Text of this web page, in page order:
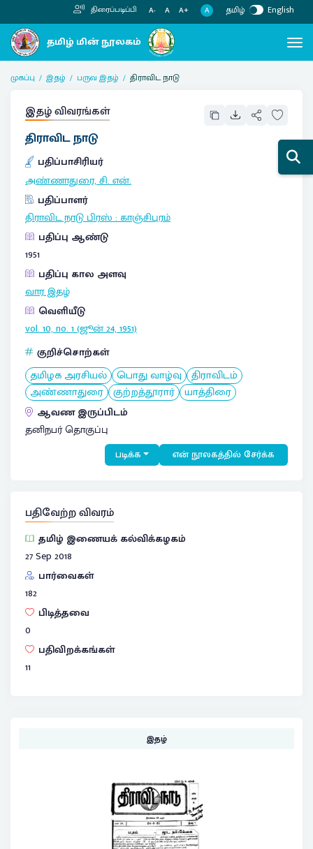
திரைப்படிப்பி A- A A+ A தமிழ் English
முகப்பு இதழ் பருவ இதழ் திராவிட நாடு
இதழ் விவரங்கள்
திராவிட நாடு
பதிப்பாசிரியர்
அண்ணாதுரை, சி. என்.
பதிப்பாளர்
திராவிட நாடு பிரஸ்:காஞ்சிபுரம்
பதிப்பு ஆண்டு
1951
பதிப்பு கால அளவு
வார இதழ்
வெளியீடு
vol. 10, no. 1 (ஜூன் 24, 1951)
குறிச்சொற்கள்
தமிழக அரசியல் பொது வாழ்வு திராவிடம்
அண்ணாதுரை குற்றத்தூரார் யாத்திரை
ஆவண இருப்பிடம்
தனிநபர் தொகுப்பு
படிக்க என் நூலகத்தில் சேர்க்க
பதிவேற்ற விவரம்
தமிழ் இணையக் கல்விக்கழகம்
27 Sep 2018
பார்வைகள்
182
பிடித்தவை
0
பதிவிறக்கங்கள்
11
இதழ்